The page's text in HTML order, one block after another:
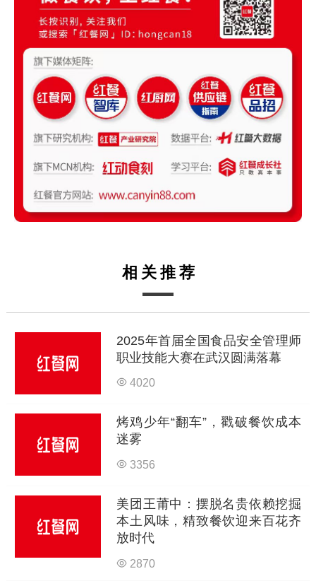
相关推荐
2025年首届全国食品安全管理师
职业技能大赛在武汉圆满落幕
4020
烤鸡少年“翻车”，戳破餐饮成本
迷雾
3356
美团王莆中：摆脱名贵依赖挖掘
本土风味，精致餐饮迎来百花齐
放时代
2870